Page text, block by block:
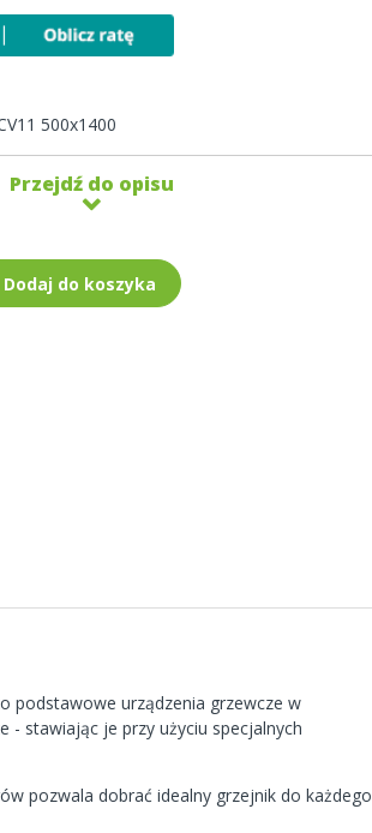
500x1400
Przejdź do opisu
Dodaj do koszyka
podstawowe urządzenia grzewcze w
- stawiając je przy użyciu specjalnych
pozwala dobrać idealny grzejnik do każdego